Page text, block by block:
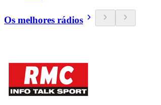
Os melhores rádios